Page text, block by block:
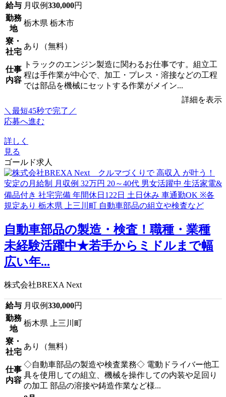
給与 月収例330,000円
勤務
地
栃木県 栃木市
寮・
社宅
あり（無料）
仕事
内容
トラックのエンジン製造に関わるお仕事です。組立工
程は手作業が中心で、加工・プレス・溶接などの工程
では部品を機械にセットする作業がメイン...
詳細を表示
＼最短45秒で完了／
応募へ進む
詳しく
見る
ゴールド求人
自動車部品の製造・検査！職種・業種
未経験活躍中★若手からミドルまで幅
広い年...
株式会社BREXA Next
給与 月収例330,000円
勤務
地
栃木県 上三川町
寮・
社宅
あり（無料）
仕事
内容
◇自動車部品の製造や検査業務◇ 電動ドライバー他工
具を使用しての組立、機械を操作しての内装や足回り
の加工 部品の溶接や鋳造作業など様...